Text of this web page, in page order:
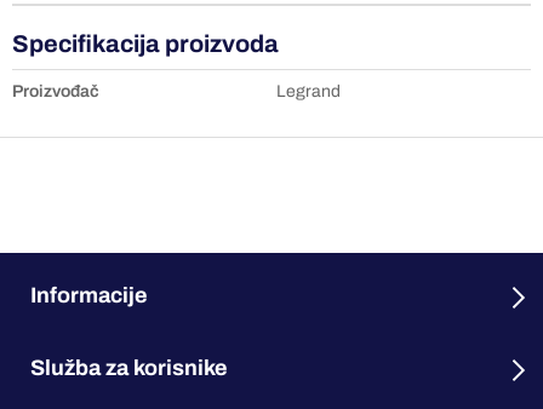
Specifikacija proizvoda
Proizvođač Legrand
Informacije
Služba za korisnike